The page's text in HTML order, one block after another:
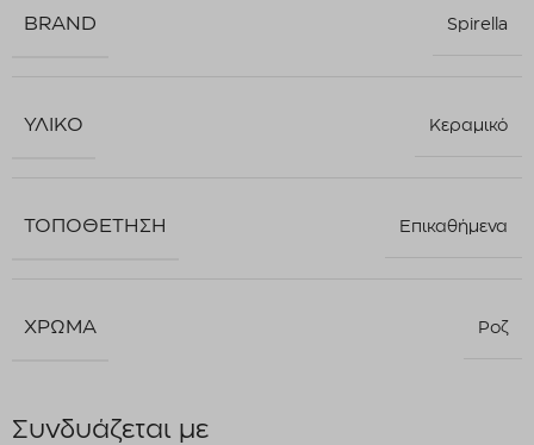
BRAND Spirella
ΥΛΙΚΌ Κεραμικό
ΤΟΠΟΘΈΤΗΣΗ Επικαθήμενα
ΧΡΏΜΑ Ροζ
Συνδυάζεται με